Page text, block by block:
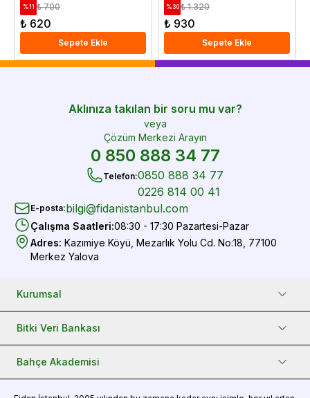
%11 ₺ 700
₺ 620
Sepete Ekle
%30 ₺ 1.320
₺ 930
Sepete Ekle
Aklınıza takılan bir soru mu var?
veya
Çözüm Merkezi Arayın
0 850 888 34 77
Telefon:0850 888 34 77
0226 814 00 41
E-posta:bilgi@fidanistanbul.com
Çalışma Saatleri:08:30 - 17:30 Pazartesi-Pazar
Adres: Kazımiye Köyü, Mezarlık Yolu Cd. No:18, 77100
Merkez Yalova
Kurumsal
Bitki Veri Bankası
Bahçe Akademisi